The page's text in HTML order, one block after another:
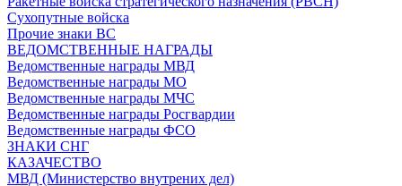
Сухопутные войска
Прочие знаки ВС
ВЕДОМСТВЕННЫЕ НАГРАДЫ
Ведомственные награды МВД
Ведомственные награды МО
Ведомственные награды МЧС
Ведомственные награды Росгвардии
Ведомственные награды ФСО
ЗНАКИ СНГ
КАЗАЧЕСТВО
МВД (Министерство внутрених дел)